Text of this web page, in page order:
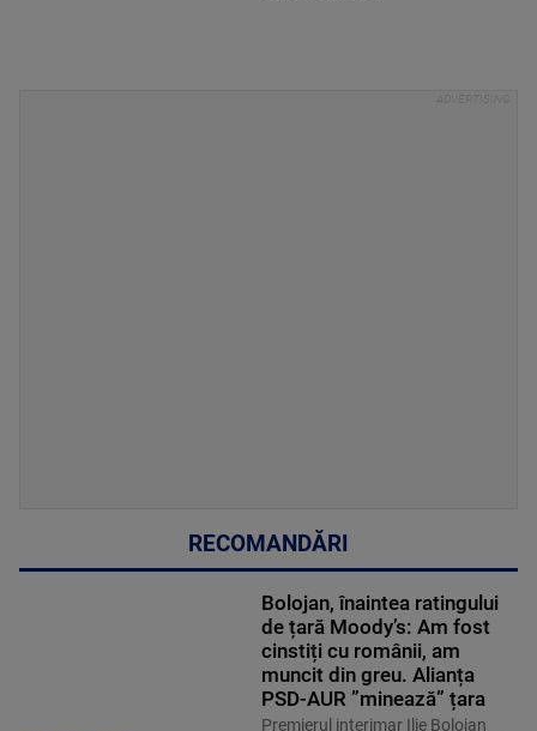
RECOMANDĂRI
Bolojan, înaintea ratingului
de țară Moody’s: Am fost
cinstiți cu românii, am
muncit din greu. Alianța
PSD-AUR ”minează” țara
Premierul interimar Ilie Bolojan